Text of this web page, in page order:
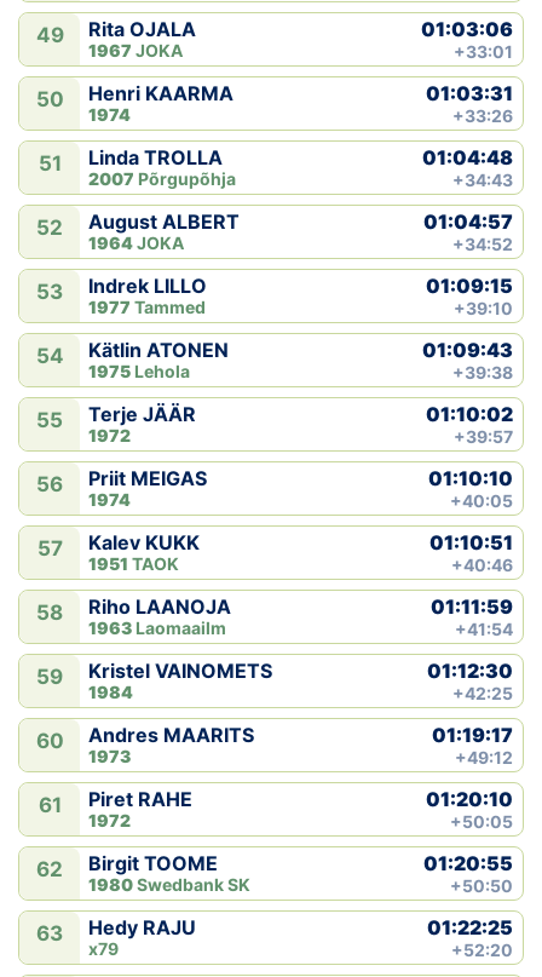
49 Rita OJALA
1967 JOKA
01:03:06
+33:01
50 Henri KAARMA
1974
01:03:31
+33:26
51 Linda TROLLA
2007 Põrgupõhja
01:04:48
+34:43
52 August ALBERT
1964JOKA
01:04:57
+34:52
53 Indrek LILLO
1977 Tammed
01:09:15
+39:10
54 Kätlin ATONEN
1975 Lehola
01:09:43
+39:38
55 Terje JÄÄR
1972
01:10:02
+39:57
56 Priit MEIGAS
1974
01:10:10
+40:05
57 Kalev KUKK
1951 TAOK
01:10:51
+40:46
58 Riho LAANOJA
1963 Laomaailm
01:11:59
+41:54
59 Kristel VAINOMETS
1984
01:12:30
+42:25
60 Andres MAARITS
1973
01:19:17
+49:12
61 Piret RAHE
1972
01:20:10
+50:05
62 Birgit TOOME
1980Swedbank SK
01:20:55
+50:50
63 Hedy RAJU
x79
01:22:25
+52:20